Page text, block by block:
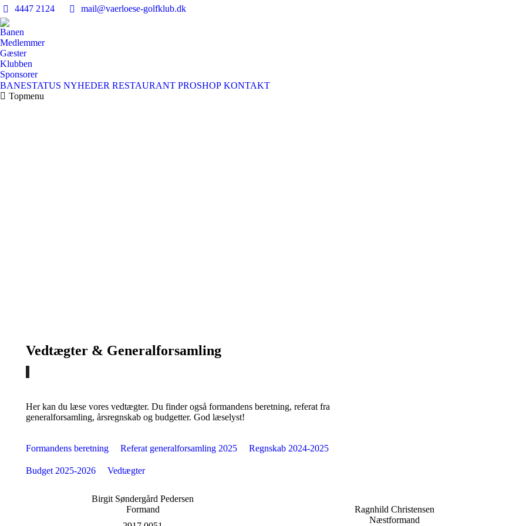
4447 2124 mail@vaerloese‑golfklub.dk
Banen
Medlemmer
Gæster
Klubben
Sponsorer
BANESTATUS NYHEDER RESTAURANT PROSHOP KONTAKT
Topmenu
Vedtægter & Generalforsamling
Her kan du læse vores vedtægter. Du finder også formandens beretning, referat fra
generalforsamling, årsregnskab og budgetter. God læselyst!
Formandens beretning Referat generalforsamling 2025 Regnskab 2024-2025
Budget 2025-2026 Vedtægter
Birgit Søndergård Pedersen
Formand
Ragnhild Christensen
Næstformand